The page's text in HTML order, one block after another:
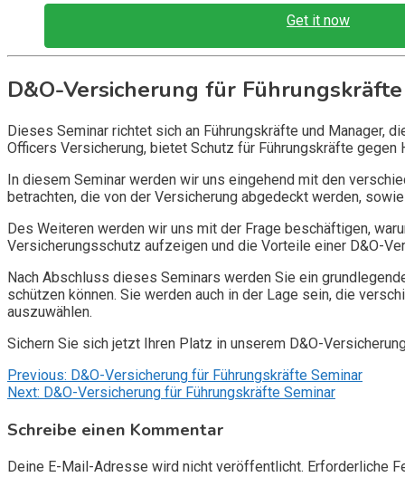
Get it now
D&O-Versicherung für
Dieses Seminar richtet sich an Führungskräfte und Manager,
Officers Versicherung, bietet Schutz für Führungskräfte
In diesem Seminar werden wir uns eingehend mit den
betrachten, die von der Versicherung abgedeckt werden,
Des Weiteren werden wir uns mit der Frage beschäftigen,
Versicherungsschutz aufzeigen und die Vorteile einer D&O-
Nach Abschluss dieses Seminars werden Sie ein
schützen können. Sie werden auch in der Lage sein, die
auszuwählen.
Sichern Sie sich jetzt Ihren Platz in unserem D&O-
Beitragsnavigation
Previous: D&O-Versicherung für Führungskräfte Seminar
Next: D&O-Versicherung für Führungskräfte Seminar
Schreibe einen Kommentar
Deine E-Mail-Adresse wird nicht veröffentlicht. Erforderliche